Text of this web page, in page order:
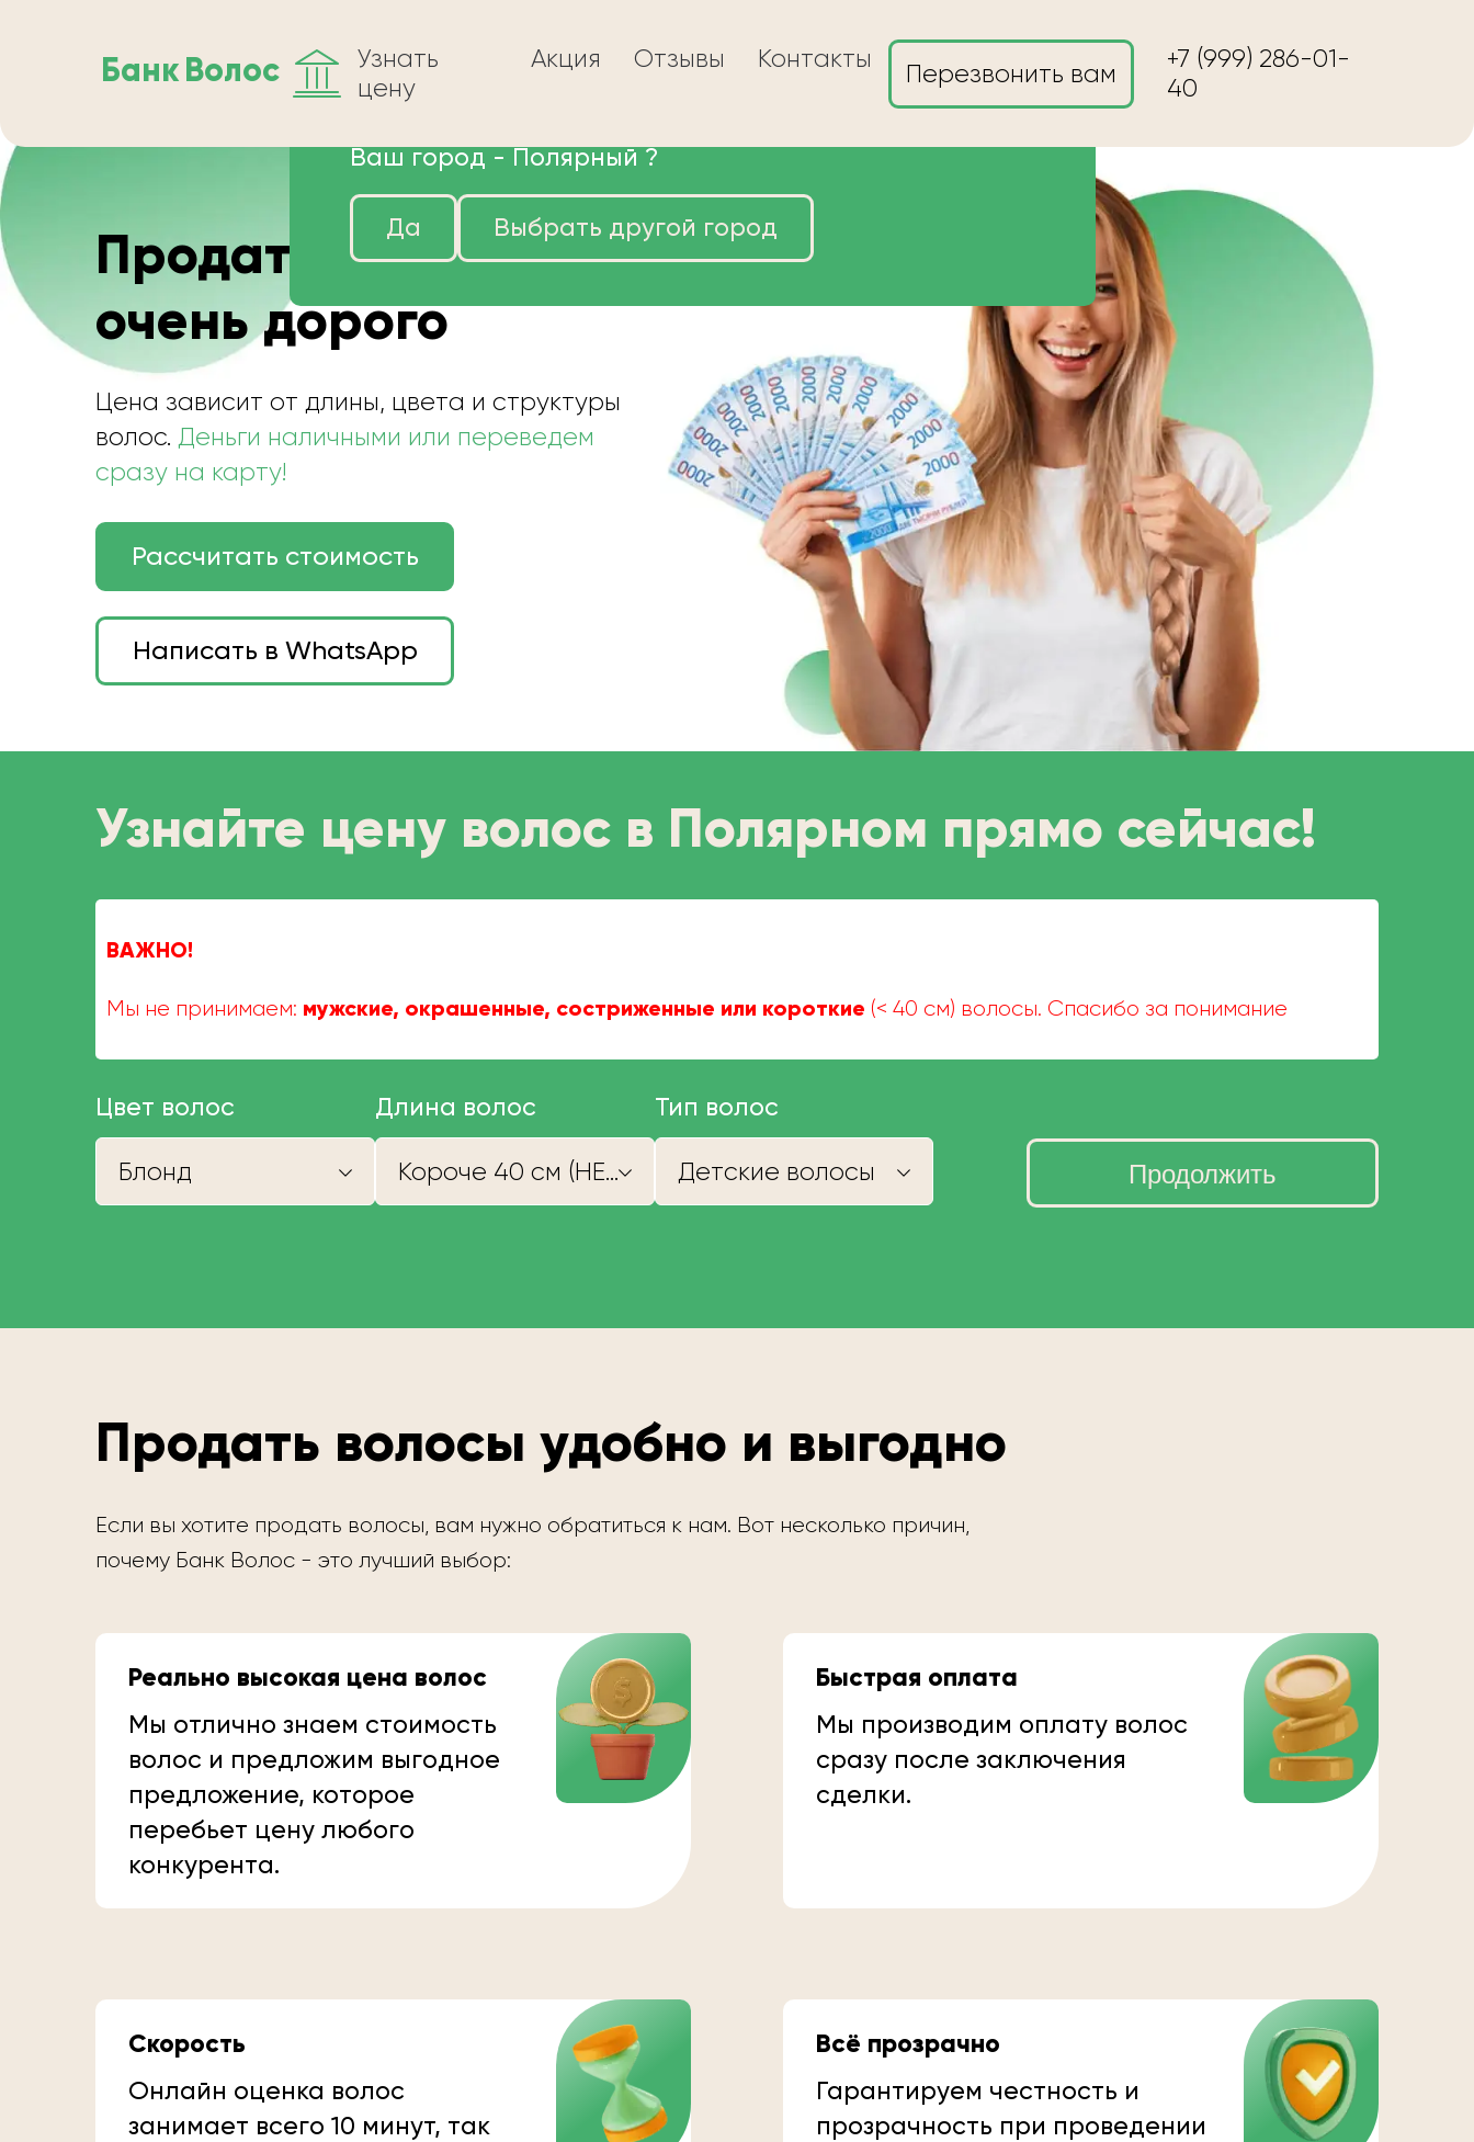
БанкВолос
Узнать
цену
Акция Отзывы Контакты Перезвонить вам
+7 (999) 286-01-
40
Продать волосы в Полярном
очень дорого
Цена зависит от длины, цвета и структуры
волос. Деньги наличными или переведем
сразу на карту!
Рассчитать стоимость
Написать в WhatsApp
Узнайте цену волос в Полярном прямо сейчас!
ВАЖНО!
Мы не принимаем: мужские, окрашенные, состриженные или короткие (< 40 см) волосы. Спасибо за понимание
Цвет волос
Блонд
Длина волос
Короче 40 см (НЕ КУПИМ)
Тип волос
Детские волосы Продолжить
Продать волосы удобно и выгодно
Если вы хотите продать волосы, вам нужно обратиться к нам. Вот несколько причин,
почему Банк Волос - это лучший выбор:
Реально высокая цена волос
Мы отлично знаем стоимость
волос и предложим выгодное
предложение, которое
перебьет цену любого
конкурента.
Быстрая оплата
Мы производим оплату волос
сразу после заключения
сделки.
Скорость
Онлайн оценка волос
занимает всего 10 минут, так
Всё прозрачно
Гарантируем честность и
прозрачность при проведении
Ваш город - Полярный ?
Да Выбрать другой город